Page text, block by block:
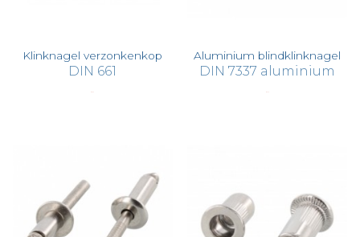
Klinknagel verzonkenkop
DIN 661
Aluminium blindklinknagel
DIN 7337 aluminium